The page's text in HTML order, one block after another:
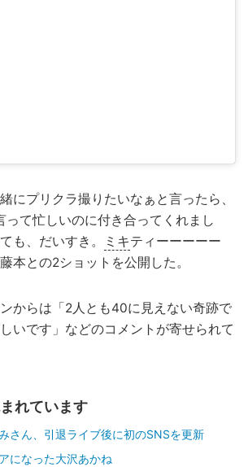
にプリクラ撮りたいなぁと言ったら、
って忙しいのに付き合ってくれまし
も、だいすき。
ミキティーーーーー
本との2ショットを公開した。
からは「2人とも40に見えない奇跡で
いです」などのコメントが寄せられて
れています
さん、引退ライブ後に初のSNSを更新
になった大沢あかね